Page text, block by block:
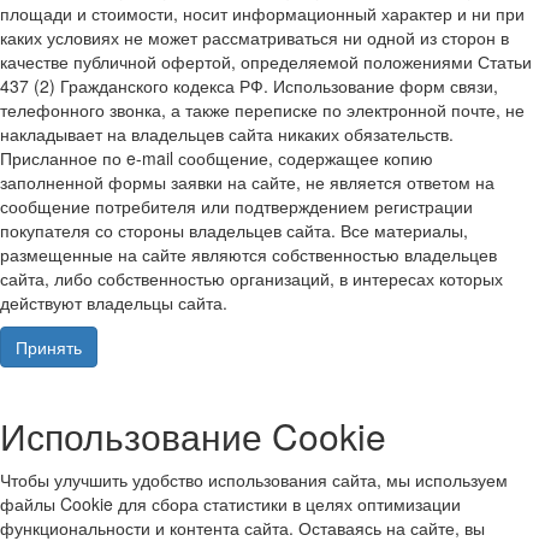
площади и стоимости, носит информационный характер и ни при
каких условиях не может рассматриваться ни одной из сторон в
качестве публичной офертой, определяемой положениями Статьи
437 (2) Гражданского кодекса РФ. Использование форм связи,
телефонного звонка, а также переписке по электронной почте, не
накладывает на владельцев сайта никаких обязательств.
Присланное по e-mail сообщение, содержащее копию
заполненной формы заявки на сайте, не является ответом на
сообщение потребителя или подтверждением регистрации
покупателя со стороны владельцев сайта. Все материалы,
размещенные на сайте являются собственностью владельцев
сайта, либо собственностью организаций, в интересах которых
действуют владельцы сайта.
Принять
Использование Cookie
Чтобы улучшить удобство использования сайта, мы используем
файлы Cookie для сбора статистики в целях оптимизации
функциональности и контента сайта. Оставаясь на сайте, вы